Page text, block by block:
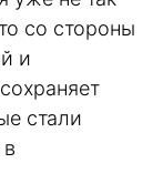
со стороны
и
стали